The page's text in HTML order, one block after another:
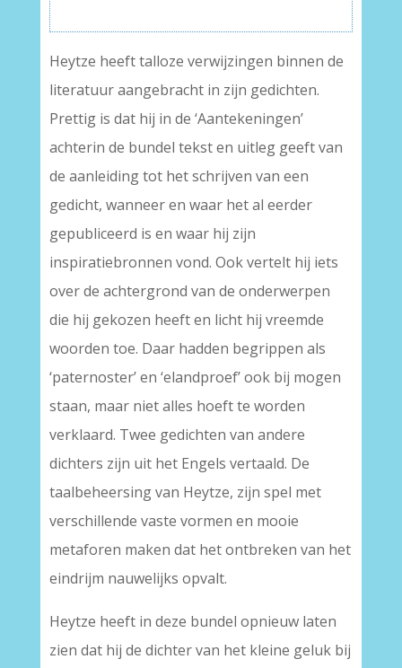
Heytze heeft talloze verwijzingen binnen de
literatuur aangebracht in zijn gedichten.
Prettig is dat hij in de ‘Aantekeningen’
achterin de bundel tekst en uitleg geeft van
de aanleiding tot het schrijven van een
gedicht, wanneer en waar het al eerder
gepubliceerd is en waar hij zijn
inspiratiebronnen vond. Ook vertelt hij iets
over de achtergrond van de onderwerpen
die hij gekozen heeft en licht hij vreemde
woorden toe. Daar hadden begrippen als
‘paternoster’ en ‘elandproef’ ook bij mogen
staan, maar niet alles hoeft te worden
verklaard. Twee gedichten van andere
dichters zijn uit het Engels vertaald. De
taalbeheersing van Heytze, zijn spel met
verschillende vaste vormen en mooie
metaforen maken dat het ontbreken van het
eindrijm nauwelijks opvalt.
Heytze heeft in deze bundel opnieuw laten
zien dat hij de dichter van het kleine geluk bij